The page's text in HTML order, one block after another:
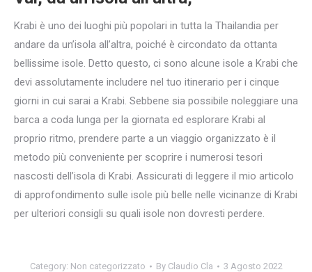
Krabi è uno dei luoghi più popolari in tutta la Thailandia per
andare da un’isola all’altra, poiché è circondato da ottanta
bellissime isole. Detto questo, ci sono alcune isole a Krabi che
devi assolutamente includere nel tuo itinerario per i cinque
giorni in cui sarai a Krabi. Sebbene sia possibile noleggiare una
barca a coda lunga per la giornata ed esplorare Krabi al
proprio ritmo, prendere parte a un viaggio organizzato è il
metodo più conveniente per scoprire i numerosi tesori
nascosti dell’isola di Krabi. Assicurati di leggere il mio articolo
di approfondimento sulle isole più belle nelle vicinanze di Krabi
per ulteriori consigli su quali isole non dovresti perdere.
Category: Non categorizzato By Claudio Cla 3 Agosto 2022